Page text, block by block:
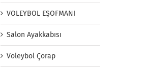
VOLEYBOL EŞOFMANI
Salon Ayakkabısı
Voleybol Çorap